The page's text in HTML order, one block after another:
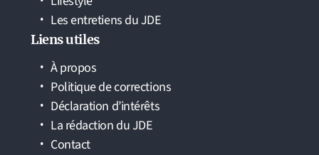
Les entretiens du JDE
Liens utiles
À propos
Politique de corrections
Déclaration d’intérêts
La rédaction du JDE
Contact